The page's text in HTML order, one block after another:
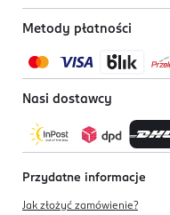
Metody płatności
Nasi dostawcy
Przydatne informacje
Jak złożyć zamówienie?